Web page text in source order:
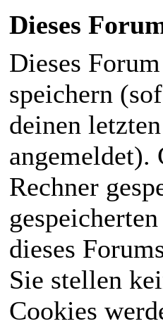
Dieses
Dieses
speichern
deinen
angemeldet).
Rechner
dieses
Sie stellen
Cookies